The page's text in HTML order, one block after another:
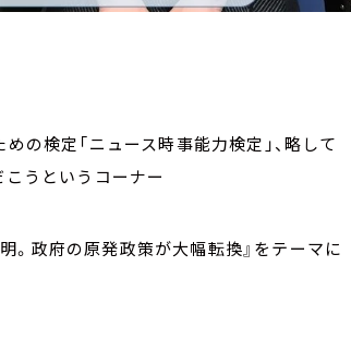
の検定「ニュース時事能力検定」、略して
こうというコーナー
。政府の原発政策が大幅転換』をテーマに